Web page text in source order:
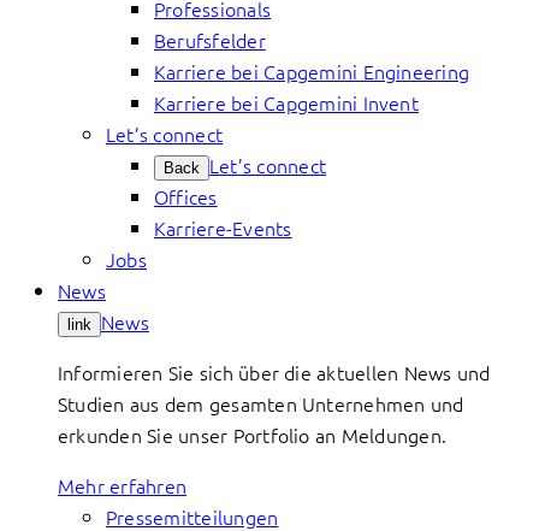
Professionals
Berufsfelder
Karriere bei Capgemini Engineering
Karriere bei Capgemini Invent
Let’s connect
Back Let’s connect
Offices
Karriere-Events
Jobs
News
link News
Informieren Sie sich über die aktuellen News und
Studien aus dem gesamten Unternehmen und
erkunden Sie unser Portfolio an Meldungen.
Mehr erfahren
Pressemitteilungen